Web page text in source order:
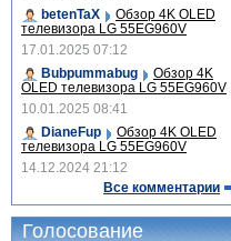
betenTaX
Обзор 4K OLED
телевизора LG 55EG960V
17.01.2025 07:12
Bubpummabug
Обзор 4K
OLED телевизора LG 55EG960V
10.01.2025 08:41
DianeFup
Обзор 4K OLED
телевизора LG 55EG960V
14.12.2024 21:12
Все комментарии
Голосование